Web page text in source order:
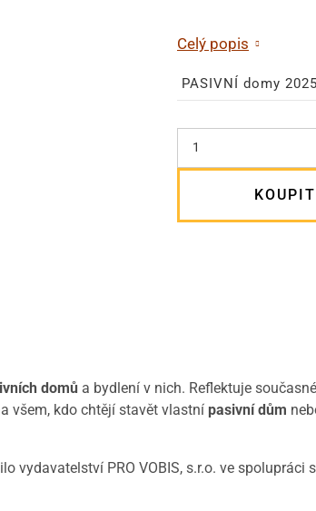
Celý popis
PASIVNÍ domy 2025
KOUPIT
domů a bydlení v nich. Reflektuje současné
všem, kdo chtějí stavět vlastní pasivní dům
vydavatelství PRO VOBIS, s.r.o. ve spolupráci s